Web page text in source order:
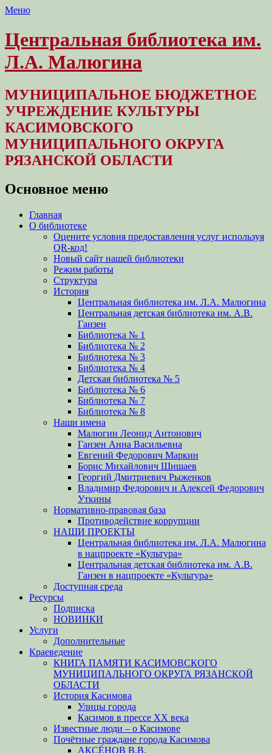
Меню
Центральная библиотека им.
Л.А. Малюгина
МУНИЦИПАЛЬНОЕ БЮДЖЕТНОЕ
УЧРЕЖДЕНИЕ КУЛЬТУРЫ
КАСИМОВСКОГО
МУНИЦИПАЛЬНОГО ОКРУГА
РЯЗАНСКОЙ ОБЛАСТИ
Основное меню
Перейти
содержимому
Главная
О библиотеке
Оцените условия предоставления услуг используя
QR-код!
Новый сайт нашей библиотеки
Режим работы
Структура
История
Центральная библиотека им. Л.А. Малюгина
Центральная детская библиотека им. А.В.
Ганзен
Библиотека № 1
Библиотека № 2
Библиотека № 3
Библиотека № 4
Детская библиотека № 5
Библиотека № 6
Библиотека № 7
Библиотека № 8
Наши имена
Малюгин Леонид Антонович
Ганзен Анна Васильевна
Евгений Федорович Маркин
Борис Михайлович Шишаев
Георгий Дмитриевич Рыженков
Владимир Федорович и Алексей Федорович
Уткины
Нормативно-правовая база
Противодействие коррупции
НАШИ ПРОЕКТЫ
Центральная библиотека им. Л.А. Малюгина
в нацпроекте «Культура»
Центральная детская библиотека им. А.В.
Ганзен в нацпроекте «Культура»
Доступная среда
Ресурсы
Подписка
НОВИНКИ
Услуги
Дополнительные
Краеведение
КНИГА ПАМЯТИ КАСИМОВСКОГО
МУНИЦИПАЛЬНОГО ОКРУГА РЯЗАНСКОЙ
ОБЛАСТИ
История Касимова
Улицы города
Касимов в прессе XX века
Известные люди – о Касимове
Почётные граждане города Касимова
АКСЁНОВ В.В.